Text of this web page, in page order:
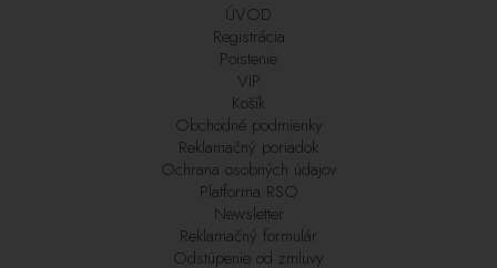
ÚVOD
Registrácia
Poistenie
VIP
Košík
Obchodné podmienky
Reklamačný poriadok
Ochrana osobných údajov
Platforma RSO
Newsletter
Reklamačný formulár
Odstúpenie od zmluvy